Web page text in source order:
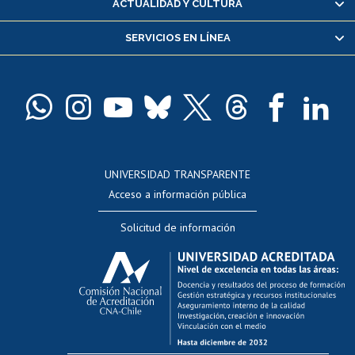
Servicio médico y dental
Pago de arancel y crédito alumnos
Docentes
Evaluación docente
Calificación académica
Postulación al AUCAI
Funcionarias/os
Cursos internos de capacitación
Bienestar del personal
ACTUALIDAD Y CULTURA
SERVICIOS EN LÍNEA
UNIVERSIDAD TRANSPARENTE
Acceso a información pública
Solicitud de información